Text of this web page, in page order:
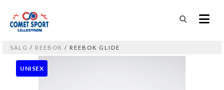
SALG / REEBOK / REEBOK GLIDE
UNISEX